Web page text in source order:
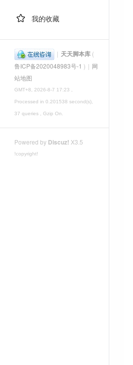
我的收藏
| 天天脚本库 (
鲁ICP备2020048983号-1 ) | 网
站地图
GMT+8, 2026-8-7 17:23 ,
Processed in 0.201538 second(s),
37 queries , Gzip On.
Powered by Discuz! X3.5
!copyright!